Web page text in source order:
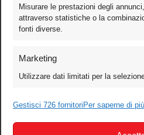
Misurare le prestazioni degli
attraverso statistiche o la
fonti diverse.
Marketing
Utilizzare dati limitati per la
Gestisci 726 fornitori Per saperne di
Games
Test